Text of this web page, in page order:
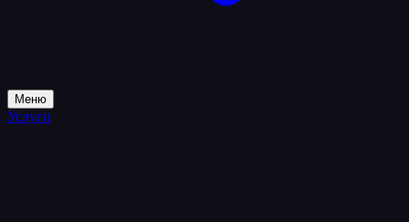
Меню
Услуги